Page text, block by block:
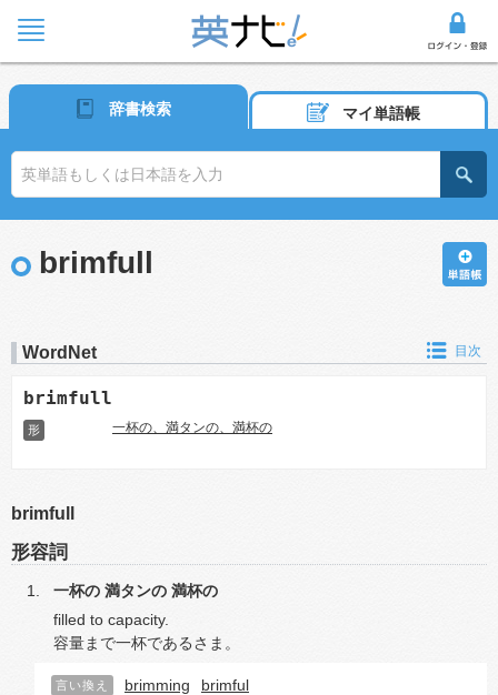
辞書検索 マイ単語帳
brimfull
WordNet 目次
brimfull
形 一杯の、満タンの、満杯の
brimfull
形容詞
一杯の 満タンの 満杯の
filled to capacity.
容量まで一杯であるさま。
言い換え brimming brimful